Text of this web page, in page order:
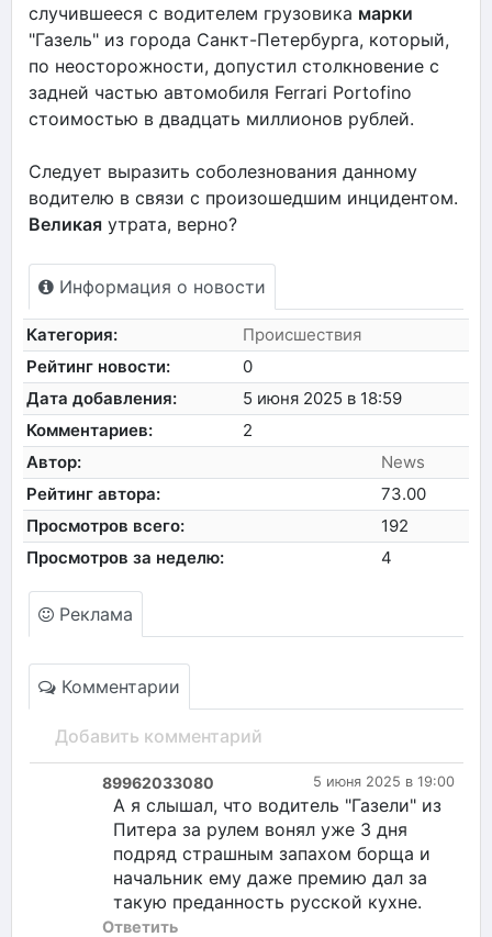
случившееся с водителем грузовика марки
"Газель" из города Санкт-Петербурга, который,
по неосторожности, допустил столкновение с
задней частью автомобиля Ferrari Portofino
стоимостью в двадцать миллионов рублей.
Следует выразить соболезнования данному
водителю в связи с произошедшим инцидентом.
Великая утрата, верно?
Информация о новости
Категория:
Происшествия
Рейтинг новости:
0
Дата добавления:
5 июня 2025 в 18:59
Комментариев:
2
Автор:
News
Рейтинг автора:
73.00
Просмотров всего:
192
Просмотров за неделю:
4
Реклама
Комментарии
Добавить комментарий
5 июня 2025 в 19:00
89962033080
А я слышал, что водитель "Газели" из
Питера за рулем вонял уже 3 дня
подряд страшным запахом борща и
начальник ему даже премию дал за
такую преданность русской кухне.
Ответить